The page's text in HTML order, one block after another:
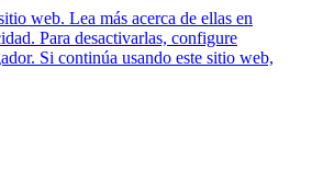
web. Lea más acerca de ellas en
Para desactivarlas, configure
Si continúa usando este sitio web,